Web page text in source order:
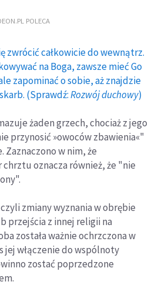
POLECA
zwrócić całkowicie do wewnątrz.
na Boga, zawsze mieć Go
zapominać o sobie, aż znajdzie
(Sprawdź:Rozwój duchowy)
żaden grzech, chociaż z jego
przynosić »owoców zbawienia«"
Zaznaczono w nim, że
oznacza również, że "nie
zmiany wyznania w obrębie
przejścia z innej religii na
została ważnie ochrzczona w
jej włączenie do wspólnoty
zostać poprzedzone